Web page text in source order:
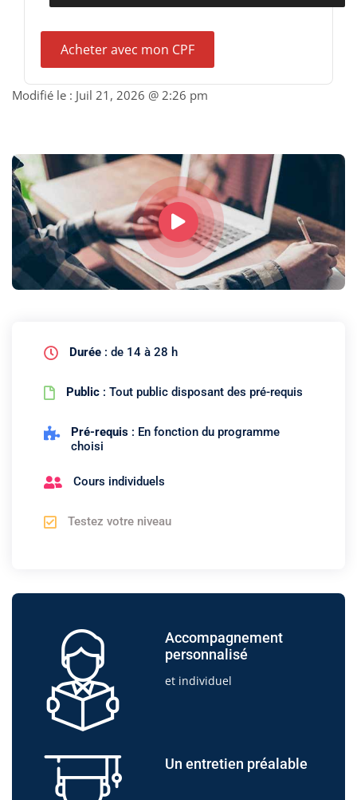
Acheter avec mon CPF
Modifié le : Juil 21, 2026 @ 2:26 pm
Durée : de 14 à 28 h
Public : Tout public disposant des pré-requis
Pré-requis : En fonction du programme
choisi
Cours individuels
Testez votre niveau
Accompagnement
personnalisé
et individuel
Un entretien préalable